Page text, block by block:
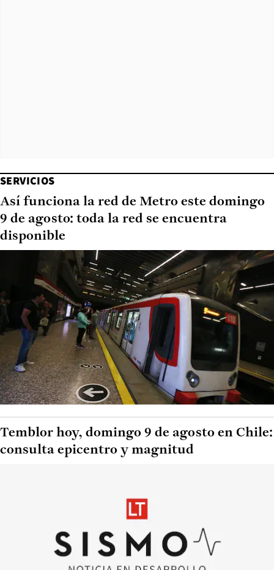
SERVICIOS
Así funciona la red de Metro este domingo
9 de agosto: toda la red se encuentra
disponible
Temblor hoy, domingo 9 de agosto en Chile:
consulta epicentro y magnitud